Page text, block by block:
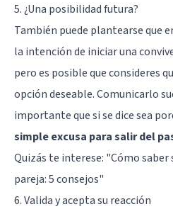
5. ¿Una posibilidad futura?
También puede plantearse que
la intención de iniciar una
pero es posible que consideres
opción deseable. Comunicarlo
importante que si se dice sea
simple excusa para salir del
Quizás te interese: "Cómo
pareja: 5 consejos"
6. Valida y acepta su reacción